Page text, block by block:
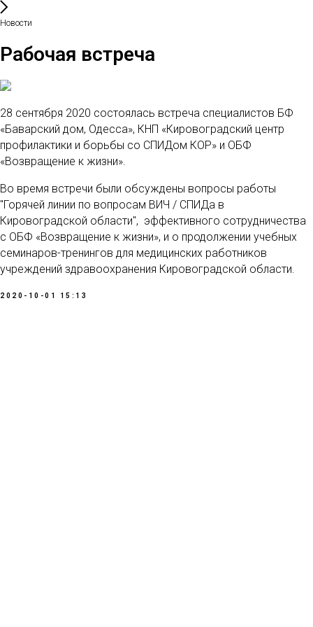
Новости
Рабочая встреча
28 сентября 2020 состоялась встреча специалистов БФ
«Баварский дом, Одесса», КНП «Кировоградский центр
профилактики и борьбы со СПИДом КОР» и ОБФ
«Возвращение к жизни».
Во время встречи были обсуждены вопросы работы
"Горячей линии по вопросам ВИЧ / СПИДа в
Кировоградской области", эффективного сотрудничества
с ОБФ «Возвращение к жизни», и о продолжении учебных
семинаров-тренингов для медицинских работников
учреждений здравоохранения Кировоградской области.
2020-10-01 15:13